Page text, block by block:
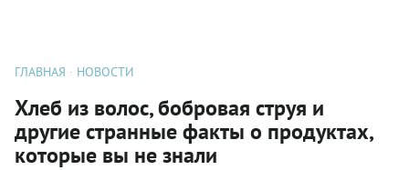
ГЛАВНАЯ НОВОСТИ
Хлеб из волос, бобровая струя и
другие странные факты о продуктах,
которые вы не знали